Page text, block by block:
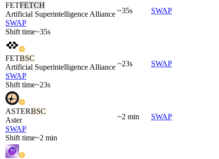
FETFETCH
Artificial Superintelligence Alliance
SWAP
Shift time~35s
~35s SWAP
FETBSC
Artificial Superintelligence Alliance
SWAP
Shift time~23s
~23s SWAP
ASTERBSC
Aster
SWAP
Shift time~2 min
~2 min SWAP